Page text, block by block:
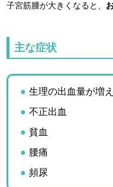
子宮筋腫が大きくなると、
主な症状
生理の出血量が増
不正出血
貧血
腰痛
頻尿